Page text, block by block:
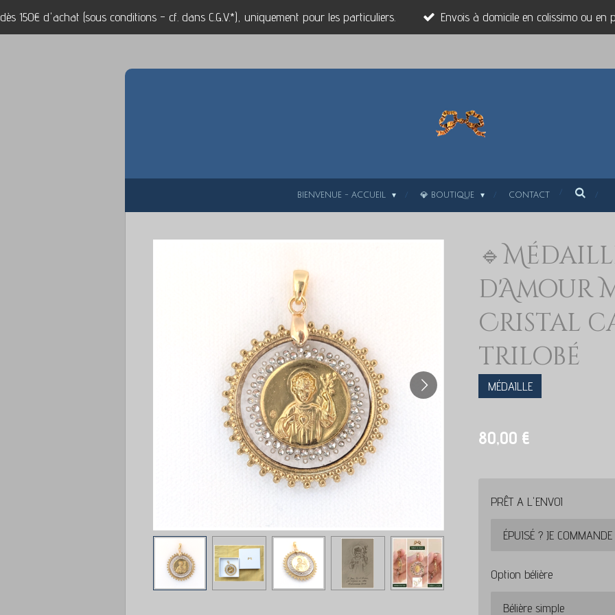
Passer
150€ d'achat (sous conditions - cf. dans C.G.V.*), uniquement pour les particuliers. Envois à domicile en colissimo ou en
BIENVENUE - ACCUEIL 💎 BOUTIQUE CONTACT
d'Amour
Cristal
trilobé
MÉDAILLE
80,00 €
PRÊT A L'ENVOI
Option bélière